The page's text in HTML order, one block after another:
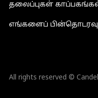
தலைப்புகள்
எங்களைப்
All rights reserved ©